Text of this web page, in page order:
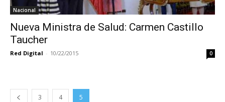
Nacional
Nueva Ministra de Salud: Carmen Castillo
Taucher
Red Digital - 10/22/2015 0
3 4 5